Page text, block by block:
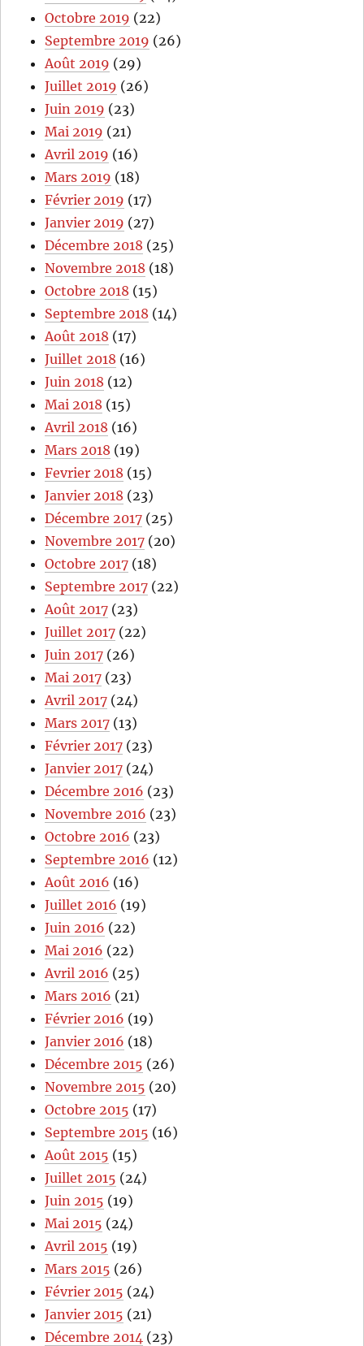
Octobre 2019 (22)
Septembre 2019 (26)
Août 2019 (29)
Juillet 2019 (26)
Juin 2019 (23)
Mai 2019 (21)
Avril 2019 (16)
Mars 2019 (18)
Février 2019 (17)
Janvier 2019 (27)
Décembre 2018 (25)
Novembre 2018 (18)
Octobre 2018 (15)
Septembre 2018 (14)
Août 2018 (17)
Juillet 2018 (16)
Juin 2018 (12)
Mai 2018 (15)
Avril 2018 (16)
Mars 2018 (19)
Fevrier 2018 (15)
Janvier 2018 (23)
Décembre 2017 (25)
Novembre 2017 (20)
Octobre 2017 (18)
Septembre 2017 (22)
Août 2017 (23)
Juillet 2017 (22)
Juin 2017 (26)
Mai 2017 (23)
Avril 2017 (24)
Mars 2017 (13)
Février 2017 (23)
Janvier 2017 (24)
Décembre 2016 (23)
Novembre 2016 (23)
Octobre 2016 (23)
Septembre 2016 (12)
Août 2016 (16)
Juillet 2016 (19)
Juin 2016 (22)
Mai 2016 (22)
Avril 2016 (25)
Mars 2016 (21)
Février 2016 (19)
Janvier 2016 (18)
Décembre 2015 (26)
Novembre 2015 (20)
Octobre 2015 (17)
Septembre 2015 (16)
Août 2015 (15)
Juillet 2015 (24)
Juin 2015 (19)
Mai 2015 (24)
Avril 2015 (19)
Mars 2015 (26)
Février 2015 (24)
Janvier 2015 (21)
Décembre 2014 (23)